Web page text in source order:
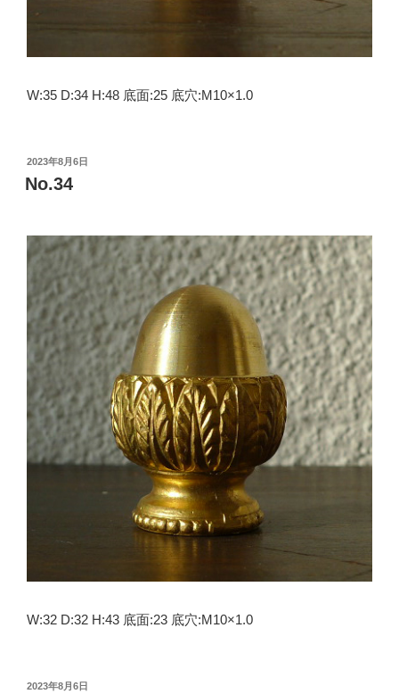
W:35 D:34 H:48 底面:25 底穴:M10×1.0
投
稿
日:
2023年8月6日
No.34
W:32 D:32 H:43 底面:23 底穴:M10×1.0
投
2023年8月6日